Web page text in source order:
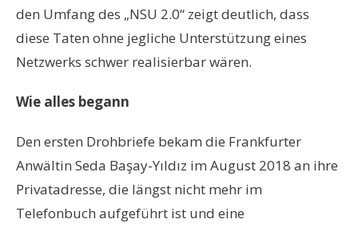
den Umfang des „NSU 2.0“ zeigt deutlich, dass
diese Taten ohne jegliche Unterstützung eines
Netzwerks schwer realisierbar wären.
Wie alles begann
Den ersten Drohbriefe bekam die Frankfurter
Anwältin Seda Başay-Yıldız im August 2018 an ihre
Privatadresse, die längst nicht mehr im
Telefonbuch aufgeführt ist und eine